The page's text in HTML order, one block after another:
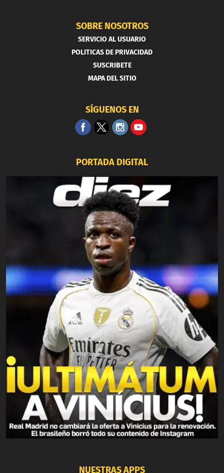
SOBRE NOSOTROS
SERVICIO AL USUARIO
POLITICAS DE PRIVACIDAD
SUSCRIBETE
MAPA DEL SITIO
SÍGUENOS EN
PORTADA DIGITAL
NUESTRAS APPS